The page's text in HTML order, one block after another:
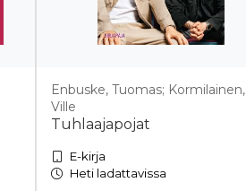
Enbuske, Tuomas; Kormilainen,
Ville
Tuhlaajapojat
E-kirja
Heti ladattavissa